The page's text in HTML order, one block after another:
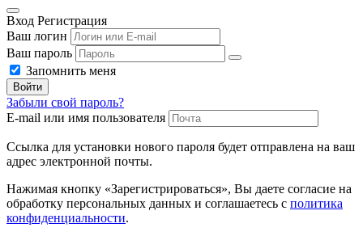
Вход Регистрация
Ваш логин
Ваш пароль
Запомнить меня
Войти
Забыли свой пароль?
E-mail или имя пользователя
Ссылка для установки нового пароля будет отправлена ​​на ваш
адрес электронной почты.
Нажимая кнопку «Зарегистрироваться», Вы даете согласие на
обработку персональных данных и соглашаетесь с политика
конфиденциальности.